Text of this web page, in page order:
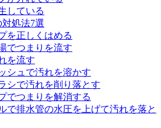
している
処法7選
を正しくはめる
でつまりを流す
を流す
シュで汚れを溶かす
シで汚れを削り落とす
でつまりを解消する
で排水管の水圧を上げて汚れを落と